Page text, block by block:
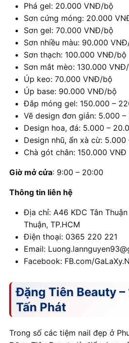
Phá gel: 20.000 VNĐ/bộ
Sơn cứng móng: 20.000
Sơn gel: 70.000 VNĐ/bộ
Sơn nhiều màu: 90.000
Sơn thạch: 100.000 VNĐ/bộ
Sơn mắt mèo: 130.000
Úp keo: 70.000 VNĐ/bộ
Úp base: 90.000 VNĐ/bộ
Đắp móng gel: 150.000 –
Vẽ design đơn giản: 5.000
Design hoa, đá: 5.000 –
Design nhũ, ẩn xà cừ:
Chà gót chân: 150.000 VNĐ
Giờ mở cửa: 9:00 – 20:00
Thông tin liên hệ
Địa chỉ: A46 KDC Tân
Thuận, TP.HCM
Điện thoại: 0365 220 221
Email:
Facebook: FB.com/
Đặng Tiên Beauty –
Tấn Phát
Trong số các tiệm nail đẹp ở